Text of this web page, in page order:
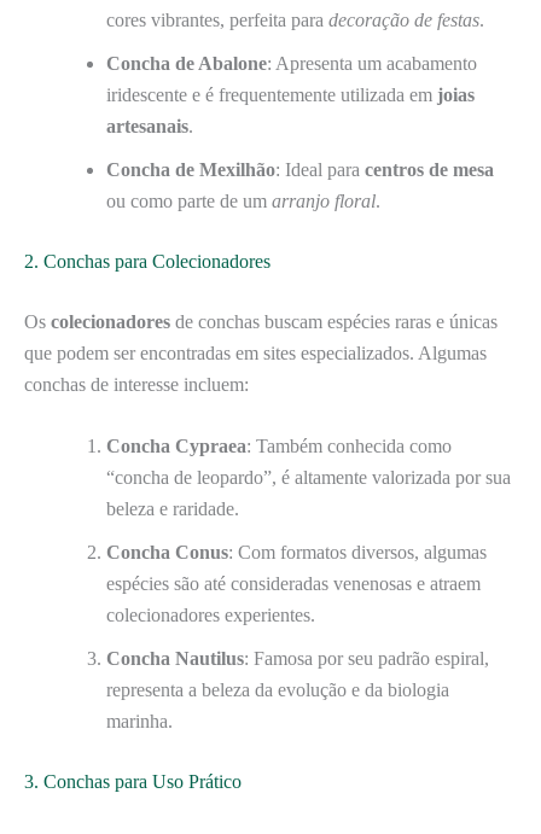
cores vibrantes, perfeita para decoração de festas.
Concha de Abalone: Apresenta um acabamento
iridescente e é frequentemente utilizada em joias
artesanais.
Concha de Mexilhão: Ideal para centros de mesa
ou como parte de um arranjo floral.
2. Conchas para Colecionadores
Os colecionadores de conchas buscam espécies raras e únicas
que podem ser encontradas em sites especializados. Algumas
conchas de interesse incluem:
Concha Cypraea: Também conhecida como
“concha de leopardo”, é altamente valorizada por sua
beleza e raridade.
Concha Conus: Com formatos diversos, algumas
espécies são até consideradas venenosas e atraem
colecionadores experientes.
Concha Nautilus: Famosa por seu padrão espiral,
representa a beleza da evolução e da biologia
marinha.
3. Conchas para Uso Prático